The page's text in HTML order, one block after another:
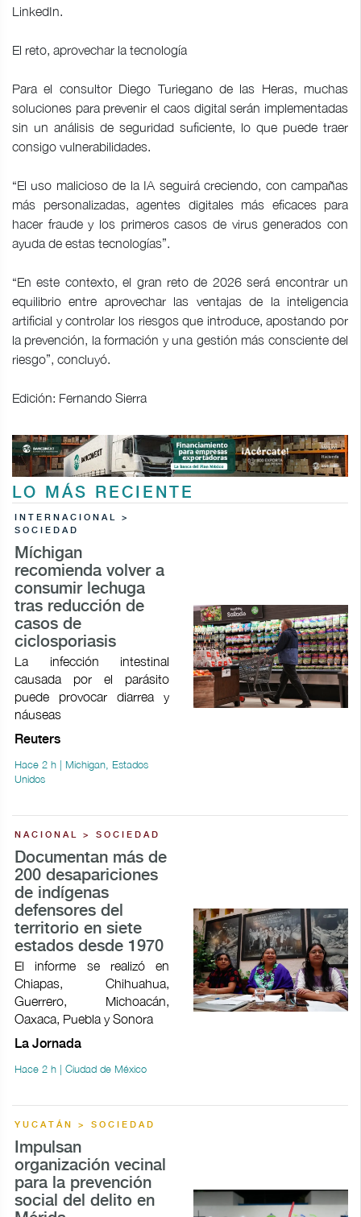
LinkedIn.
El reto, aprovechar la tecnología
Para el consultor Diego Turiegano de las Heras, muchas
soluciones para prevenir el caos digital serán implementadas
sin un análisis de seguridad suficiente, lo que puede traer
consigo vulnerabilidades.
“El uso malicioso de la IA seguirá creciendo, con campañas
más personalizadas, agentes digitales más eficaces para
hacer fraude y los primeros casos de virus generados con
ayuda de estas tecnologías”.
“En este contexto, el gran reto de 2026 será encontrar un
equilibrio entre aprovechar las ventajas de la inteligencia
artificial y controlar los riesgos que introduce, apostando por
la prevención, la formación y una gestión más consciente del
riesgo”, concluyó.
Edición: Fernando Sierra
LO MÁS RECIENTE
INTERNACIONAL >
SOCIEDAD
Míchigan
recomienda volver a
consumir lechuga
tras reducción de
casos de
ciclosporiasis
La infección intestinal
causada por el parásito
puede provocar ​diarrea y
náuseas
Reuters
Hace 2 h | Michigan, Estados
Unidos
NACIONAL > SOCIEDAD
Documentan más de
200 desapariciones
de indígenas
defensores del
territorio en siete
estados desde 1970
El informe se realizó en
Chiapas, Chihuahua,
Guerrero, Michoacán,
Oaxaca, Puebla y Sonora
La Jornada
Hace 2 h | Ciudad de México
YUCATÁN > SOCIEDAD
Impulsan
organización vecinal
para la prevención
social del delito en